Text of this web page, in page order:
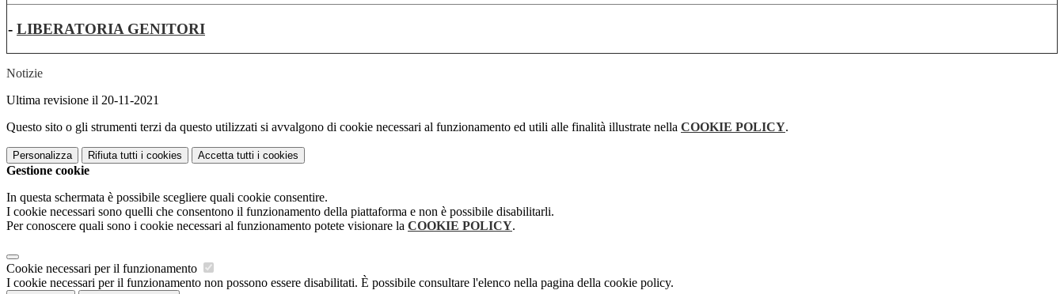
- LIBERATORIA GENITORI
Notizie
Ultima revisione il 20-11-2021
Questo sito o gli strumenti terzi da questo utilizzati si avvalgono di cookie necessari al funzionamento ed utili alle finalità illustrate nella COOKIE POLICY.
Personalizza Rifiuta tutti i cookies Accetta tutti i cookies
Gestione cookie
In questa schermata è possibile scegliere quali cookie consentire.
I cookie necessari sono quelli che consentono il funzionamento della piattaforma e non è possibile disabilitarli.
Per conoscere quali sono i cookie necessari al funzionamento potete visionare la COOKIE POLICY.
Cookie necessari per il funzionamento
I cookie necessari per il funzionamento non possono essere disabilitati. È possibile consultare l'elenco nella pagina della cookie policy.